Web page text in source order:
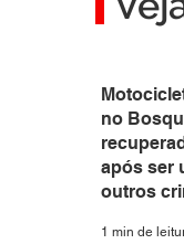
no
após ser
outros
1 min de